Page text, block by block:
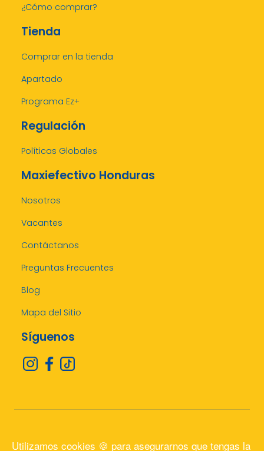
¿Cómo comprar?
Tienda
Comprar en la tienda
Apartado
Programa Ez+
Regulación
Políticas Globales
Maxiefectivo Honduras
Nosotros
Vacantes
Contáctanos
Preguntas Frecuentes
Blog
Mapa del Sitio
Síguenos
Utilizamos cookies 🍪 para asegurarnos que tengas la